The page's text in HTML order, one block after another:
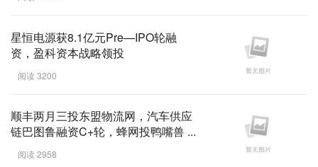
星恒电源获8.1亿元Pre—IPO轮融
资，盈科资本战略领投
阅读 3200
顺丰两月三投东盟物流网，汽车供应
链巴图鲁融资C+轮，蜂网投鸭嘴兽 ...
阅读 2958